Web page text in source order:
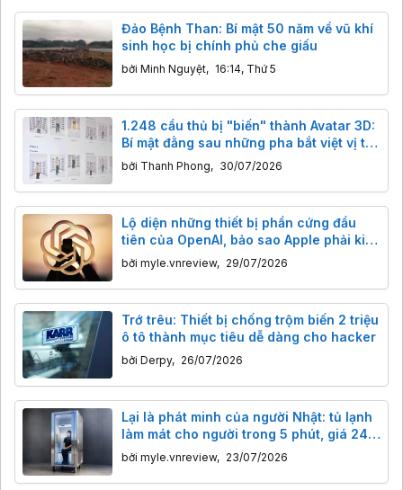
Đảo Bệnh Than: Bí mật 50 năm về vũ khí
sinh học bị chính phủ che giấu
bởi Minh Nguyệt, 16:14, Thứ 5
1.248 cầu thủ bị "biến" thành Avatar 3D:
Bí mật đằng sau những pha bắt việt vị tại
World Cup 2026
bởi Thanh Phong, 30/07/2026
Lộ diện những thiết bị phần cứng đầu
tiên của OpenAI, bảo sao Apple phải kiện
gấp
bởi myle.vnreview, 29/07/2026
Trớ trêu: Thiết bị chống trộm biến 2 triệu
ô tô thành mục tiêu dễ dàng cho hacker
bởi Derpy, 26/07/2026
Lại là phát minh của người Nhật: tủ lạnh
làm mát cho người trong 5 phút, giá 240
triệu đồng
bởi myle.vnreview, 23/07/2026